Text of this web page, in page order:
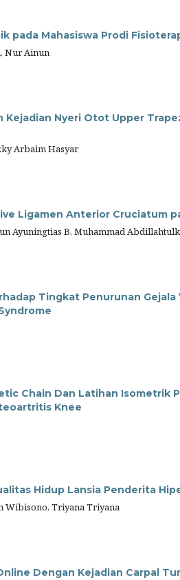
pada Mahasiswa Prodi
Nur Ainun
Kejadian Nyeri Otot Upper
Arbaim Hasyar
Ligamen Anterior Cruciatum
Ayuningtias B, Muhammad
Tingkat Penurunan Gejala
Chain Dan Latihan Isometrik
Knee
Hidup Lansia Penderita
Wibisono, Triyana Triyana
Dengan Kejadian Carpal